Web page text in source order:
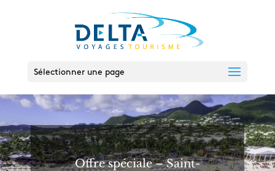
Sélectionner une page
Offre spéciale – Saint-